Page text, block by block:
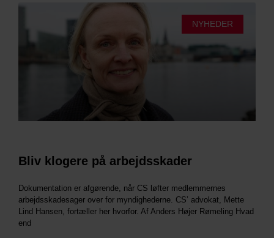
NYHEDER
Bliv klogere på arbejdsskader
Dokumentation er afgørende, når CS løfter medlemmernes
arbejdsskadesager over for myndighederne. CS’ advokat, Mette
Lind Hansen, fortæller her hvorfor. Af Anders Højer Rømeling Hvad
end